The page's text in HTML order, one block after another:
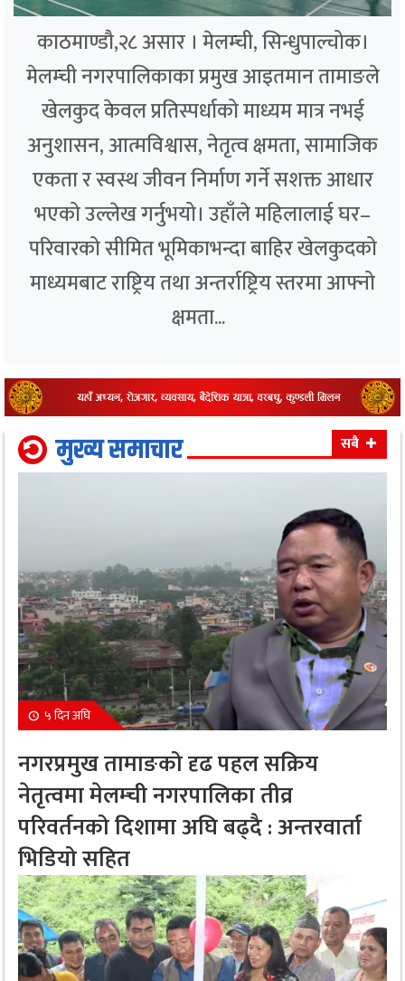
काठमाण्डौ,२८ असार । मेलम्ची, सिन्धुपाल्चोक।
मेलम्ची नगरपालिकाका प्रमुख आइतमान तामाङले
खेलकुद केवल प्रतिस्पर्धाको माध्यम मात्र नभई
अनुशासन, आत्मविश्वास, नेतृत्व क्षमता, सामाजिक
एकता र स्वस्थ जीवन निर्माण गर्ने सशक्त आधार
भएको उल्लेख गर्नुभयो। उहाँले महिलालाई घर–
परिवारको सीमित भूमिकाभन्दा बाहिर खेलकुदको
माध्यमबाट राष्ट्रिय तथा अन्तर्राष्ट्रिय स्तरमा आफ्नो
क्षमता...
मुख्य समाचार सबै
५ दिन अघि
नगरप्रमुख तामाङको दृढ पहल सक्रिय
नेतृत्वमा मेलम्ची नगरपालिका तीव्र
परिवर्तनको दिशामा अघि बढ्दै : अन्तरवार्ता
भिडियो सहित